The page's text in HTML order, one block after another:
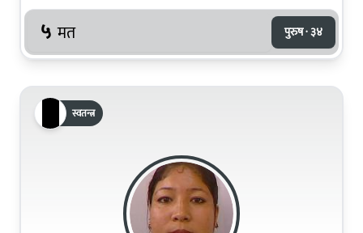
५ मत पुरुष · ३४
स्वतन्त्र